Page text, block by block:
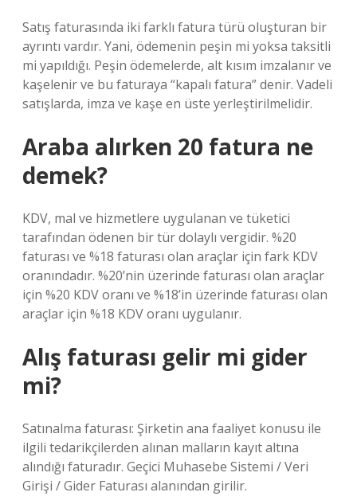
Satış faturasında iki farklı fatura türü oluşturan bir
ayrıntı vardır. Yani, ödemenin peşin mi yoksa taksitli
mi yapıldığı. Peşin ödemelerde, alt kısım imzalanır ve
kaşelenir ve bu faturaya “kapalı fatura” denir. Vadeli
satışlarda, imza ve kaşe en üste yerleştirilmelidir.
Araba alırken 20 fatura ne
demek?
KDV, mal ve hizmetlere uygulanan ve tüketici
tarafından ödenen bir tür dolaylı vergidir. %20
faturası ve %18 faturası olan araçlar için fark KDV
oranındadır. %20’nin üzerinde faturası olan araçlar
için %20 KDV oranı ve %18’in üzerinde faturası olan
araçlar için %18 KDV oranı uygulanır.
Alış faturası gelir mi gider
mi?
Satınalma faturası: Şirketin ana faaliyet konusu ile
ilgili tedarikçilerden alınan malların kayıt altına
alındığı faturadır. Geçici Muhasebe Sistemi / Veri
Girişi / Gider Faturası alanından girilir.